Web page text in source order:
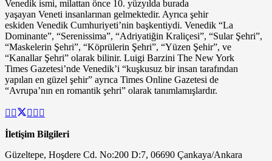
Venedik ismi, milattan önce 10. yüzyılda burada
yaşayan Veneti insanlarınan gelmektedir. Ayrıca şehir
eskiden Venedik Cumhuriyeti’nin başkentiydi. Venedik “La
Dominante”, “Serenissima”, “Adriyatiğin Kraliçesi”, “Sular Şehri”,
“Maskelerin Şehri”, “Köprülerin Şehri”, “Yüzen Şehir”, ve
“Kanallar Şehri” olarak bilinir. Luigi Barzini The New York
Times Gazetesi’nde Venedik’i “kuşkusuz bir insan tarafından
yapılan en güzel şehir” ayrıca Times Online Gazetesi de
“Avrupa’nın en romantik şehri” olarak tanımlamışlardır.
İletişim Bilgileri
Güzeltepe, Hoşdere Cd. No:200 D:7, 06690 Çankaya/Ankara